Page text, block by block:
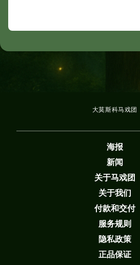
大莫斯科马戏团
海报
新闻
关于马戏团
关于我们
付款和交付
服务规则
隐私政策
正品保证